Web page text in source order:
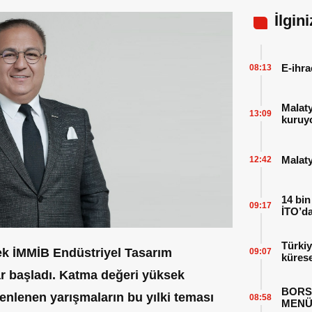
İMMİB Endüstriyel Tasarım
başladı. Katma değeri yüksek
yarışmaların bu yılki teması
E-
08:13
13:09
12:42
14
09:17
09:07
08:58